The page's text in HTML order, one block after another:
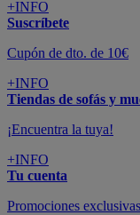
+INFO
Suscríbete
Cupón de dto. de 10€
+INFO
Tiendas de sofás y
¡Encuentra la tuya!
+INFO
Tu cuenta
Promociones exclusivas